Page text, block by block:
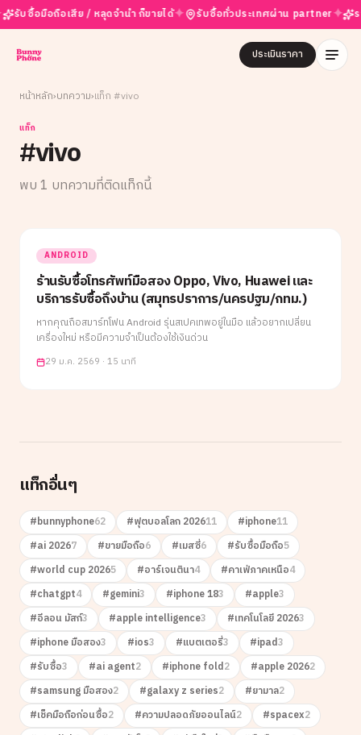
อมือถือเสีย / หลุดจำนำ ก็ขายได้✦ รับซื้อทั่วประเทศผ่าน partner✦ ราคา
ประเมินราคา
หน้าหลัก›บทความ›แท็ก #vivo
แท็ก
#vivo
พบ1 บทความที่ติดแท็กนี้
ANDROID
ร้านรับซื้อโทรศัพท์มือสอง Oppo, Vivo, Huawei และ
บริการรับซื้อถึงบ้าน (สมุทรปราการ/นครปฐม/กทม.)
หากคุณถือสมาร์ทโฟน Android รุ่นสเปคเทพอยู่ในมือ แล้วอยากเปลี่ยน
เครื่องใหม่ หรือมีความจำเป็นต้องใช้เงินด่วน
29 ม.ค. 2569 · 15 นาที
แท็กอื่นๆ
#bunnyphone62 #ฟุตบอลโลก 202611 #iphone11
#ai 20267 #ขายมือถือ6 #เมสซี่6 #รับซื้อมือถือ5
#world cup 20265 #อาร์เจนตินา4 #คาเฟ่ภาคเหนือ4
#chatgpt4 #gemini3 #iphone 183 #apple3
#อีลอน มัสก์3 #apple intelligence3 #เทคโนโลยี 20263
#iphone มือสอง3 #ios3 #แบตเตอรี่3 #ipad3
#รับซื้อ3 #ai agent2 #iphone fold2 #apple 20262
#samsung มือสอง2 #galaxy z series2 #ยามาล2
#เช็คมือถือก่อนซื้อ2 #ความปลอดภัยออนไลน์2 #spacex2